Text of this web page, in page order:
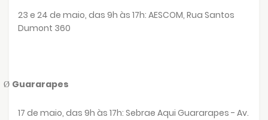
23 e 24 de maio, das 9h às 17h: AESCOM, Rua Santos
Dumont 360
Ø Guararapes
17 de maio, das 9h às 17h: Sebrae Aqui Guararapes - Av.